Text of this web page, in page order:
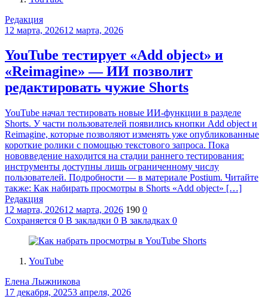
Редакция
12 марта, 202612 марта, 2026
YouTube тестирует «Add object» и
«Reimagine» — ИИ позволит
редактировать чужие Shorts
YouTube начал тестировать новые ИИ-функции в разделе
Shorts. У части пользователей появились кнопки Add object и
Reimagine, которые позволяют изменять уже опубликованные
короткие ролики с помощью текстового запроса. Пока
нововведение находится на стадии раннего тестирования:
инструменты доступны лишь ограниченному числу
пользователей. Подробности — в материале Postium. Читайте
также: Как набирать просмотры в Shorts «Add object» […]
Редакция
12 марта, 202612 марта, 2026 190 0
Сохраняется 0 В закладки 0 В закладках 0
YouTube
Елена Лыжникова
17 декабря, 20253 апреля, 2026